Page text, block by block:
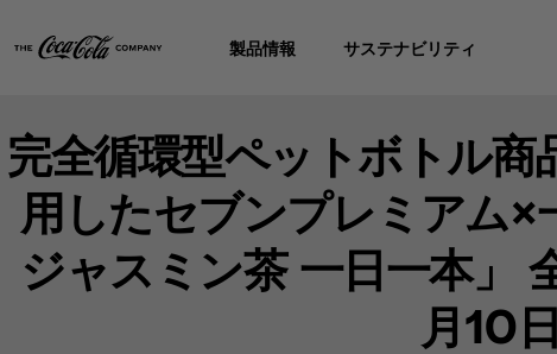
製品情報 サステナビリティ
完全循環型ペットボトル
用したセブンプレミアム×
ジャスミン茶 一日一本」
月10